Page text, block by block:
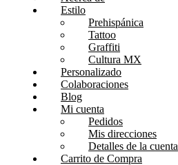
Estilo
Prehispánica
Tattoo
Graffiti
Cultura MX
Personalizado
Colaboraciones
Blog
Mi cuenta
Pedidos
Mis direcciones
Detalles de la cuenta
Carrito de Compra